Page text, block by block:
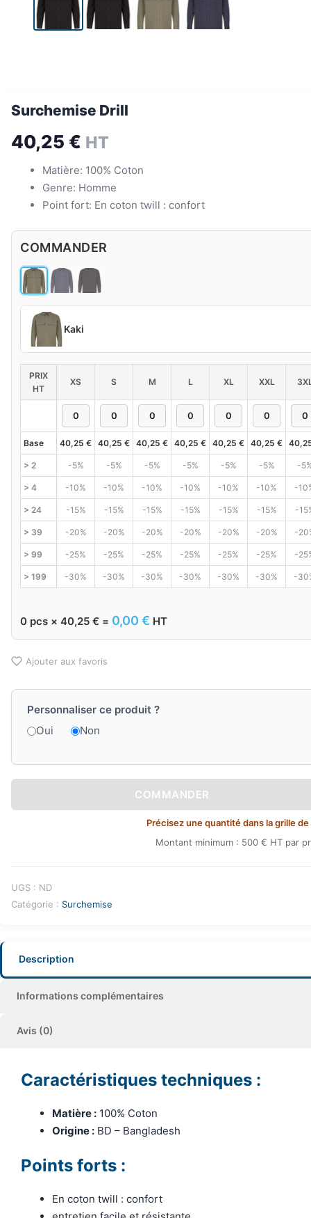
Surchemise Drill
40,25 € HT
Matière: 100% Coton
Genre: Homme
Point fort: En coton twill : confort
COMMANDER
Kaki
PRIX
HT
XS S M L XL XXL
Base 40,25 € 40,25 € 40,25 € 40,25 € 40,25 € 40,25 €
> 2 -5% -5% -5% -5% -5% -5% -
> 4 -10% -10% -10% -10% -10% -10% -
> 24 -15% -15% -15% -15% -15% -15% -
> 39 -20% -20% -20% -20% -20% -20% -
> 99 -25% -25% -25% -25% -25% -25% -
> 199 -30% -30% -30% -30% -30% -30% -
0 pcs × 40,25 € = 0,00 € HT
Ajouter aux favoris
Personnaliser ce produit ?
Oui
Non
COMMANDER
Précisez une quantité dans la grille
Montant minimum : 500 € HT par
UGS : ND
Catégorie : Surchemise
Description
Informations complémentaires
Avis (0)
Caractéristiques techniques :
Matière : 100% Coton
Origine : BD – Bangladesh
Points forts :
En coton twill : confort